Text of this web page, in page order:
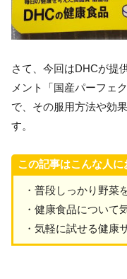
さて、今回はDHCが提
メント「国産パーフェ
で、その服用方法や効
す。
この記事はこんな人に
・普段しっかり野菜
・健康食品について
・気軽に試せる健康